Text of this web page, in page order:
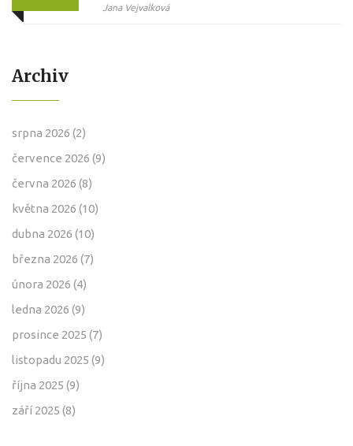
Jana Vejvalková
Archiv
srpna 2026 (2)
července 2026 (9)
června 2026 (8)
května 2026 (10)
dubna 2026 (10)
března 2026 (7)
února 2026 (4)
ledna 2026 (9)
prosince 2025 (7)
listopadu 2025 (9)
října 2025 (9)
září 2025 (8)